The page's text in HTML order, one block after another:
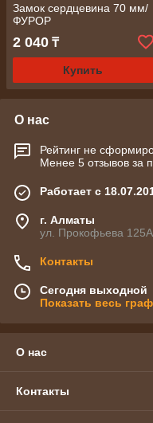
Замок сердцевина 70 мм/
ФУРОР
2 040 ₸
Купить
О нас
Рейтинг не
Менее 5 отзывов за
Работает с
г. Алматы
ул. Прокофьева
Контакты
Сегодня выходной
Показать весь
О нас
Контакты